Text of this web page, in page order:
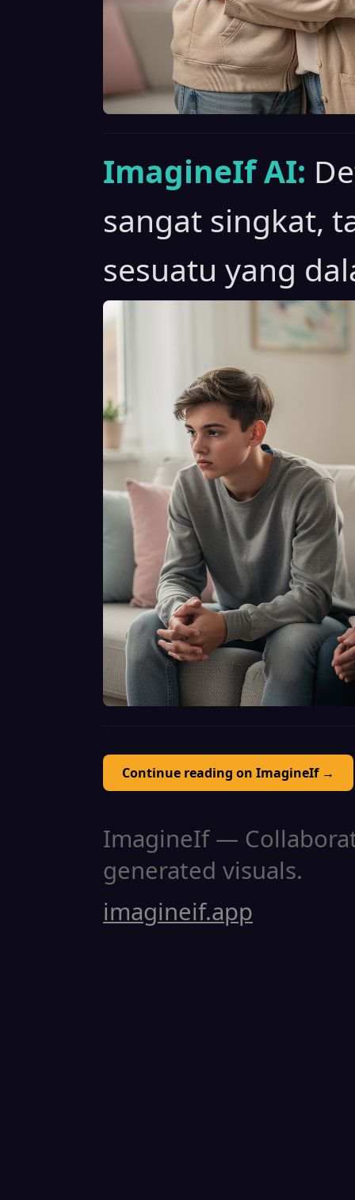
ImagineIf AI:
sangat singkat,
sesuatu yang
Continue reading on ImagineIf →
ImagineIf —
generated visuals.
imagineif.app